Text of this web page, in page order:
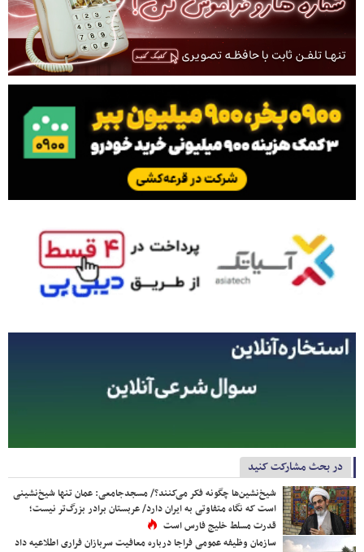
در بحث مشارکت کنید
شیخ‌نشین‌ها چگونه فکر می‌کنند؟/ مسجدجامعی: عمان تنها شیخ‌نشینی
است که نگاه متفاوتی به ایران دارد/ عربستان برادر بزرگ‌تر نیست؛
قدرت مسلط خلیج فارس است
سازمان وظیفه عمومی فراجا درباره معافیت سربازان فراری اطلاعیه داد